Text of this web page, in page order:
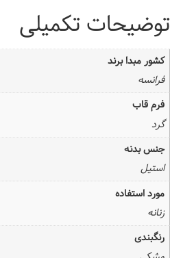
توضیحات تکمیلی
کشور مبدا برند
فرانسه
فرم قاب
گرد
جنس بدنه
استیل
مورد استفاده
زنانه
رنگبندی